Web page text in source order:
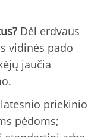
Dėl erdvaus
vidinės pado
jaučia
priekinio
pėdoms;